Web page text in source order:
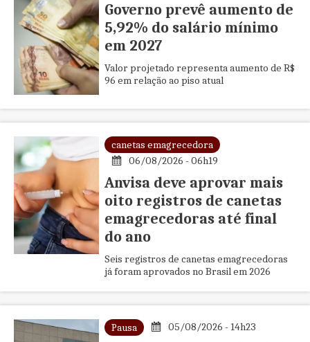
Governo prevê aumento de
5,92% do salário mínimo
em 2027
Valor projetado representa aumento de R$
96 em relação ao piso atual
canetas emagrecedora
06/08/2026 - 06h19
Anvisa deve aprovar mais
oito registros de canetas
emagrecedoras até final
do ano
Seis registros de canetas emagrecedoras
já foram aprovados no Brasil em 2026
Pausa 05/08/2026 - 14h23